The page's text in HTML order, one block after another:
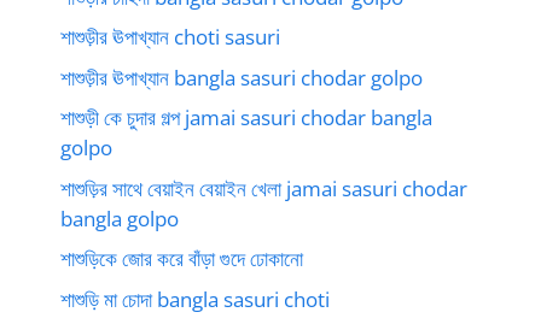
শাশুড়ীর ঊপাখ্যান choti sasuri
শাশুড়ীর ঊপাখ্যান bangla sasuri chodar golpo
শাশুড়ী কে চুদার গল্প jamai sasuri chodar bangla
golpo
শাশুড়ির সাথে বেয়াইন বেয়াইন খেলা jamai sasuri chodar
bangla golpo
শাশুড়িকে জোর করে বাঁড়া গুদে ঢোকানো
শাশুড়ি মা চোদা bangla sasuri choti